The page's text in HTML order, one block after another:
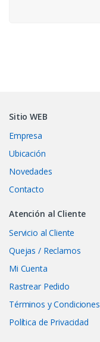
Sitio WEB
Empresa
Ubicación
Novedades
Contacto
Atención al Cliente
Servicio al Cliente
Quejas / Reclamos
Mi Cuenta
Rastrear Pedido
Términos y Condiciones
Política de Privacidad